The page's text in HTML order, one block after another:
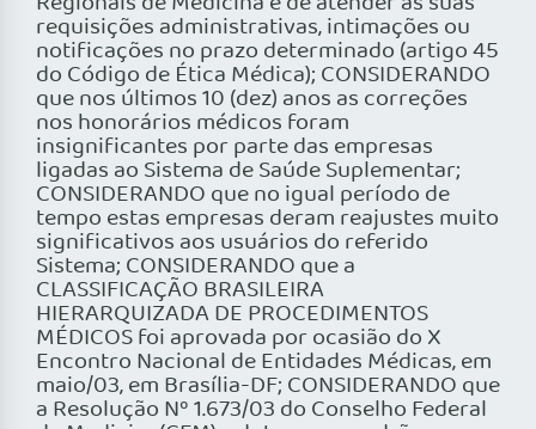
requisições administrativas, intimações ou
notificações no prazo determinado (artigo 45
do Código de Ética Médica); CONSIDERANDO
que nos últimos 10 (dez) anos as correções
nos honorários médicos foram
insignificantes por parte das empresas
ligadas ao Sistema de Saúde Suplementar;
CONSIDERANDO que no igual período de
tempo estas empresas deram reajustes muito
significativos aos usuários do referido
Sistema; CONSIDERANDO que a
CLASSIFICAÇÃO BRASILEIRA
HIERARQUIZADA DE PROCEDIMENTOS
MÉDICOS foi aprovada por ocasião do X
Encontro Nacional de Entidades Médicas, em
maio/03, em Brasília-DF; CONSIDERANDO que
a Resolução Nº 1.673/03 do Conselho Federal